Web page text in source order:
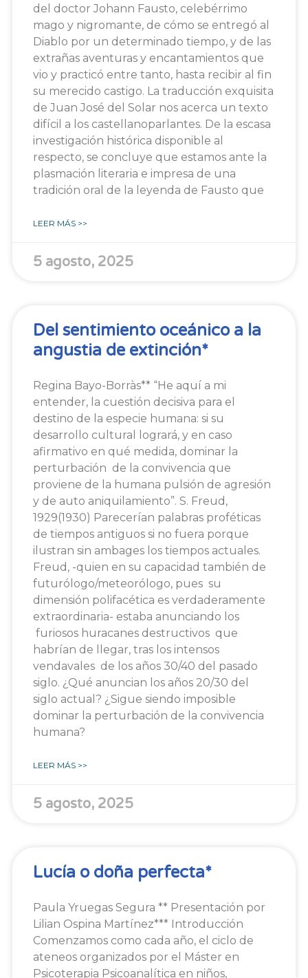
del doctor Johann Fausto, celebérrimo
mago y nigromante, de cómo se entregó al
Diablo por un determinado tiempo, y de las
extrañas aventuras y encantamientos que
vio y practicó entre tanto, hasta recibir al fin
su merecido castigo. La traducción exquisita
de Juan José del Solar nos acerca un texto
difícil a los castellanoparlantes. De la escasa
investigación histórica disponible al
respecto, se concluye que estamos ante la
plasmación literaria e impresa de una
tradición oral de la leyenda de Fausto que
LEER MÁS >>
5 agosto, 2025
Del sentimiento oceánico a la
angustia de extinción*
Regina Bayo-Borràs** “He aquí a mi
entender, la cuestión decisiva para el
destino de la especie humana: si su
desarrollo cultural logrará, y en caso
afirmativo en qué medida, dominar la
perturbación de la convivencia que
proviene de la humana pulsión de agresión
y de auto aniquilamiento”. S. Freud,
1929(1930) Parecerían palabras proféticas
de tiempos antiguos si no fuera porque
ilustran sin ambages los tiempos actuales.
Freud, -quien en su capacidad también de
futurólogo/meteorólogo, pues su
dimensión polifacética es verdaderamente
extraordinaria- estaba anunciando los
furiosos huracanes destructivos que
habrían de llegar, tras los intensos
vendavales de los años 30/40 del pasado
siglo. ¿Qué anuncian los años 20/30 del
siglo actual? ¿Sigue siendo imposible
dominar la perturbación de la convivencia
humana?
LEER MÁS >>
5 agosto, 2025
Lucía o doña perfecta*
Paula Yruegas Segura ** Presentación por
Lilian Ospina Martínez*** Introducción
Comenzamos como cada año, el ciclo de
ateneos organizados por el Máster en
Psicoterapia Psicoanalítica en niños,